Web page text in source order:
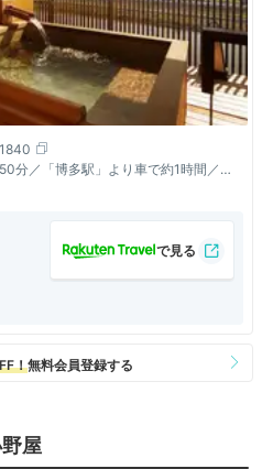
分／「博多駅」より車で約1時間／
屋